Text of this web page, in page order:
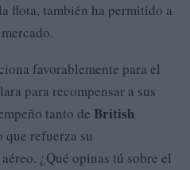
flota, también ha permitido a
favorablemente para el
para recompensar a sus
tanto de British
que refuerza su
¿Qué opinas tú sobre el